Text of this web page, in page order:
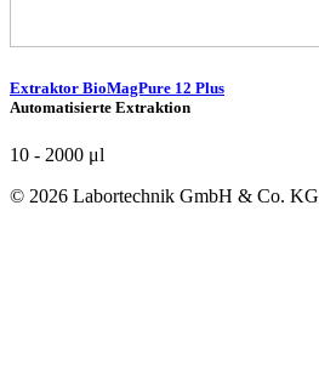
Extraktor BioMagPure 12 Plus
Automatisierte Extraktion
10 - 2000 μl
© 2026 Labortechnik GmbH & Co. KG